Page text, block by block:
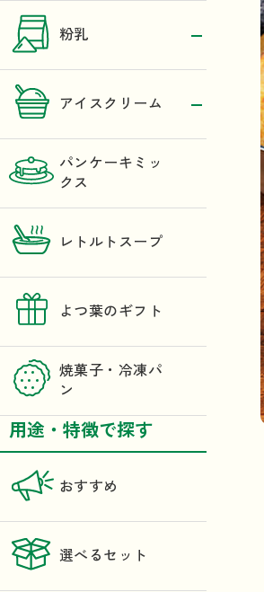
粉乳
アイスクリーム
パンケーキミッ
クス
レトルトスープ
よつ葉のギフト
焼菓子・冷凍パ
ン
用途・特徴で探す
おすすめ
選べるセット